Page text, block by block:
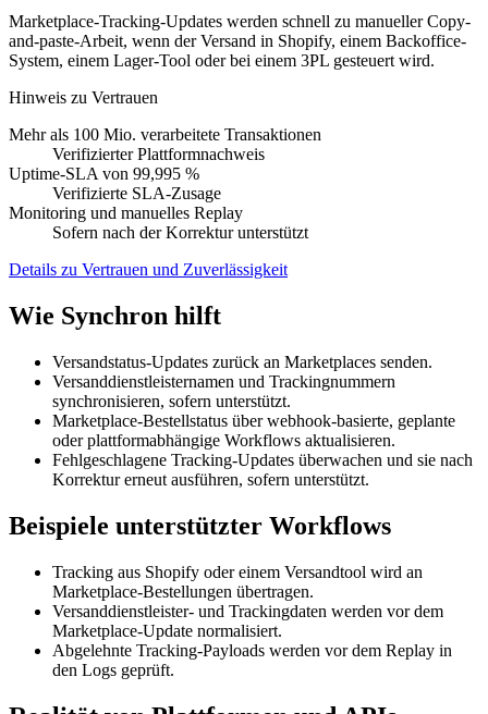
Marketplace-Tracking-Updates werden schnell zu manueller Copy-
and-paste-Arbeit, wenn der Versand in Shopify, einem Backoffice-
System, einem Lager-Tool oder bei einem 3PL gesteuert wird.
Hinweis zu Vertrauen
Mehr als 100 Mio. verarbeitete Transaktionen
Verifizierter Plattformnachweis
Uptime-SLA von 99,995 %
Verifizierte SLA-Zusage
Monitoring und manuelles Replay
Sofern nach der Korrektur unterstützt
Details zu Vertrauen und Zuverlässigkeit
Wie Synchron hilft
Versandstatus-Updates zurück an Marketplaces senden.
Versanddienstleisternamen und Trackingnummern
synchronisieren, sofern unterstützt.
Marketplace-Bestellstatus über webhook-basierte, geplante
oder plattformabhängige Workflows aktualisieren.
Fehlgeschlagene Tracking-Updates überwachen und sie nach
Korrektur erneut ausführen, sofern unterstützt.
Beispiele unterstützter Workflows
Tracking aus Shopify oder einem Versandtool wird an
Marketplace-Bestellungen übertragen.
Versanddienstleister- und Trackingdaten werden vor dem
Marketplace-Update normalisiert.
Abgelehnte Tracking-Payloads werden vor dem Replay in
den Logs geprüft.